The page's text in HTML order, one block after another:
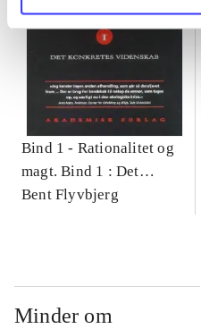
Bind 1 - Rationalitet og
magt. Bind 1 : Det
konkretes videnskab
Bent Flyvbjerg
Minder om